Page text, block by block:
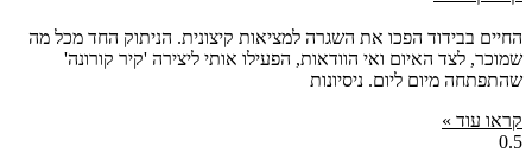
החיים בבידוד הפכו את השגרה למציאות קיצונית. הניתוק החד מכל מה
שמוכר, לצד האיום ואי הוודאות, הפעילו אותי ליצירה 'קיר קורונה'
שהתפתחה מיום ליום. ניסיונות
קראו עוד »